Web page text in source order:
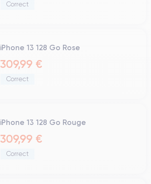
Correct
iPhone 13 128 Go Rose
309,99 €
Correct
iPhone 13 128 Go Rouge
309,99 €
Correct